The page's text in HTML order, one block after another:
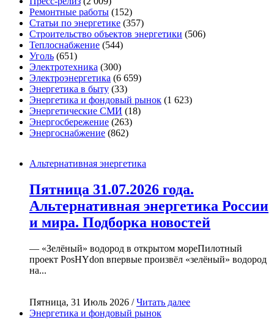
Ремонтные работы (152)
Статьи по энергетике (357)
Строительство объектов энергетики (506)
Теплоснабжение (544)
Уголь (651)
Электротехника (300)
Электроэнергетика (6 659)
Энергетика в быту (33)
Энергетика и фондовый рынок (1 623)
Энергетические СМИ (18)
Энергосбережение (263)
Энергоснабжение (862)
Альтернативная энергетика
Пятница 31.07.2026 года.
Альтернативная энергетика России
и мира. Подборка новостей
— «Зелёный» водород в открытом мореПилотный
проект PosHYdon впервые произвёл «зелёный» водород
на...
Пятница, 31 Июль 2026 /Читать далее
Энергетика и фондовый рынок